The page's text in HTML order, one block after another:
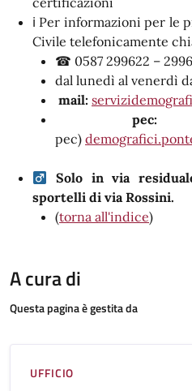
ℹ Per informazioni per le
Civile telefonicamente
☎ 0587 299622 –
dal lunedì al venerdì
mail:
pec:
pec)
Solo in via
sportelli di via Rossini.
(torna all'indice)
A cura di
Questa pagina è gestita da
UFFICIO